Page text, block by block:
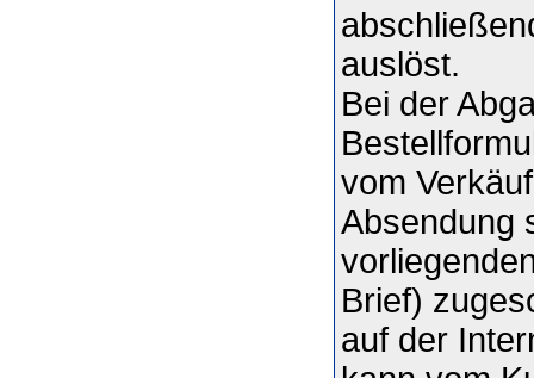
auslöst.
Bei der
vom
Absendung
Brief)
auf der